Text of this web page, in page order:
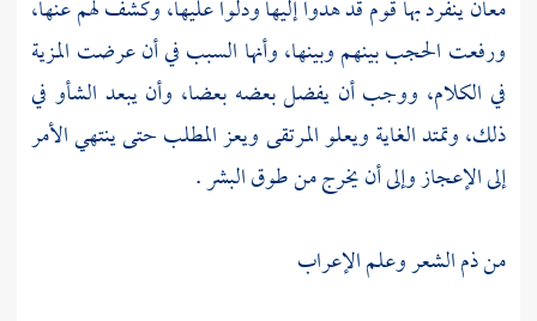
معان ينفرد بها قوم قد هدوا إليها ودلوا عليها، وكشف لهم عنها،
ورفعت الحجب بينهم وبينها، وأنها السبب في أن عرضت المزية
في الكلام، ووجب أن يفضل بعضه بعضا، وأن يبعد الشأو في
ذلك، وتمتد الغاية ويعلو المرتقى ويعز المطلب حتى ينتهي الأمر
إلى الإعجاز وإلى أن يخرج من طوق البشر .
من ذم الشعر وعلم الإعراب